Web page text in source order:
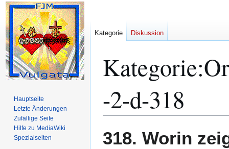
Kategorie:
-2-d-318
Navigation
Suche
318. Worin
Kategorie Diskussion
Hauptseite
Letzte Änderungen
Zufällige Seite
Hilfe zu MediaWiki
Spezialseiten